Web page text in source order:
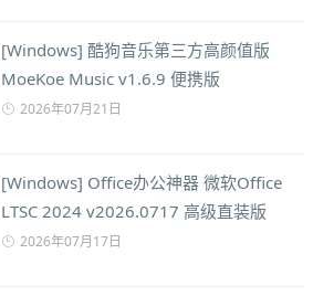
[Windows] 酷狗音乐第三方高颜值版
MoeKoe Music v1.6.9 便携版
2026年07月21日
[Windows] Office办公神器 微软Office
LTSC 2024 v2026.0717 高级直装版
2026年07月17日